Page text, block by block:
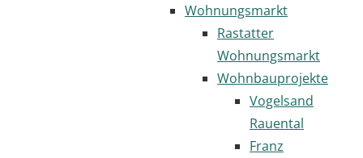
Wohnungsmarkt
Rastatter
Wohnungsmarkt
Wohnbauprojekte
Vogelsand
Rauental
Franz